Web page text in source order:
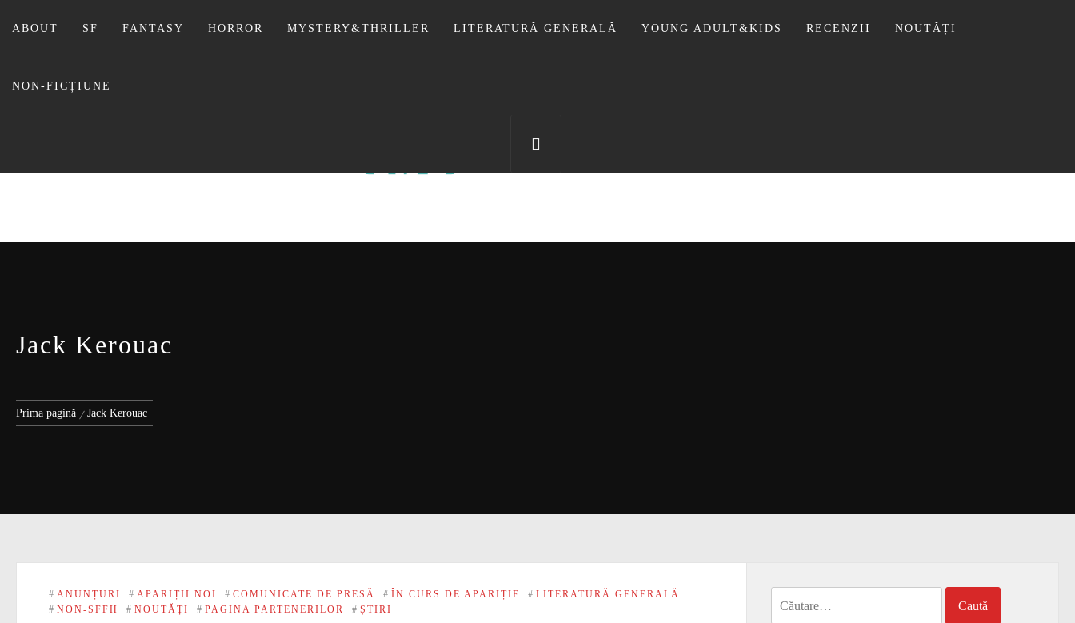
ABOUT SF FANTASY HORROR MYSTERY&THRILLER LITERATURĂ GENERALĂ YOUNG ADULT&KIDS RECENZII NOUTĂȚI
NON-FICȚIUNE
BIBLIOTECA LUI LIVIU
Jack Kerouac
Prima pagină Jack Kerouac
# ANUNȚURI # APARIȚII NOI # COMUNICATE DE PRESĂ # ÎN CURS DE APARIȚIE # LITERATURĂ GENERALĂ
# NON-SFFH # NOUTĂȚI # PAGINA PARTENERILOR # ȘTIRI